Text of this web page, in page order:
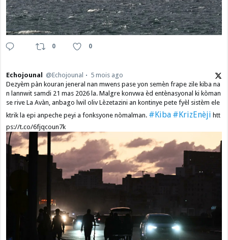
0 0
Echojounal @Echojounal
5 mois ago
Dezyèm pàn kouran jeneral nan mwens pase yon semèn frape zile kiba na
n lannwit samdi 21 mas 2026 la. Malgre konvwa èd entènasyonal ki kòman
se rive La Avàn, anbago lwil oliv Lèzetazini an kontinye pete fyèl sistèm ele
ktrik la epi anpeche peyi a fonksyone nòmalman. #Kiba #KrizEnèji htt
ps://t.co/6fjqcoun7k